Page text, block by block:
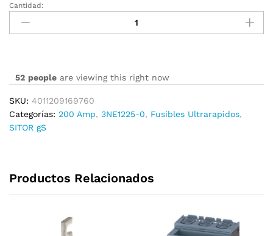
3NE1225-
cantidad
Cantidad:
52 people are viewing this right now
SKU: 4011209169760
Categorías: 200 Amp, 3NE1225-0, Fusibles Ultrarapidos,
SITOR gS
Productos Relacionados